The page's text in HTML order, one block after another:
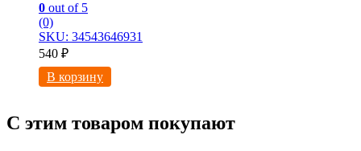
0 out of 5
(0)
SKU: 34543646931
540 ₽
В корзину
С этим товаром покупают